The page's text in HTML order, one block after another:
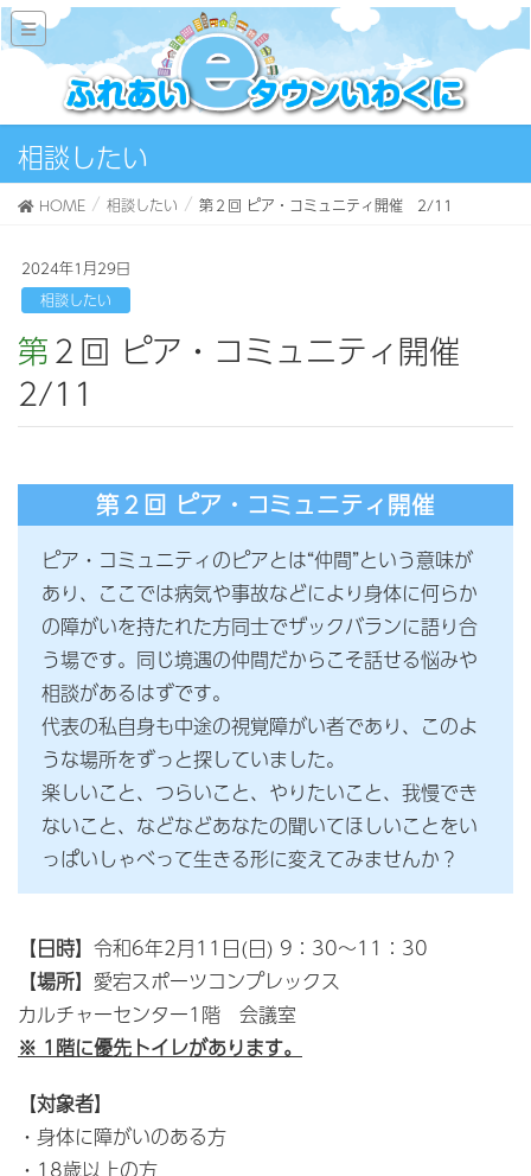
相談したい
HOME 相談したい 第２回 ピア・コミュニティ開催 2/11
2024年1月29日
相談したい
第２回 ピア・コミュニティ開催
2/11
第２回 ピア・コミュニティ開催
ピア・コミュニティのピアとは“仲間”という意味が
あり、ここでは病気や事故などにより身体に何らか
の障がいを持たれた方同士でザックバランに語り合
う場です。同じ境遇の仲間だからこそ話せる悩みや
相談があるはずです。
代表の私自身も中途の視覚障がい者であり、このよ
うな場所をずっと探していました。
楽しいこと、つらいこと、やりたいこと、我慢でき
ないこと、などなどあなたの聞いてほしいことをい
っぱいしゃべって生きる形に変えてみませんか？
【日時】令和6年2月11日(日) 9：30～11：30
【場所】愛宕スポーツコンプレックス
カルチャーセンター1階 会議室
※ 1階に優先トイレがあります。
【対象者】
・身体に障がいのある方
・18歳以上の方